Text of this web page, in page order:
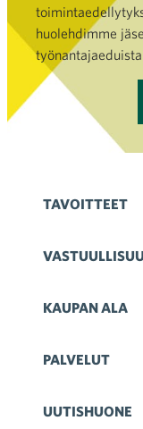
huolehdimme
TAVOITTEET
KAUPAN ALA
PALVELUT
UUTISHUONE